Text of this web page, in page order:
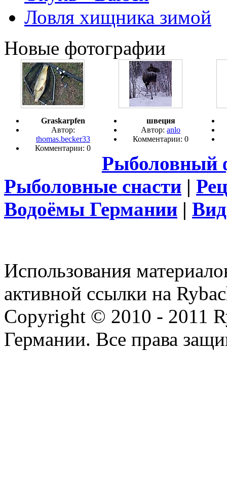
Ловля хищника зимой
Новые фотографии
Graskarpfen
Автор:
thomas.becker33
Комментарии: 0
швеция
Автор:anlo
Комментарии: 0
Рыболовный
Рыболовные снасти |
Водоёмы Германии |
Использования
активной ссылки на
Copyright © 2010 - 2011
Германии. Все права